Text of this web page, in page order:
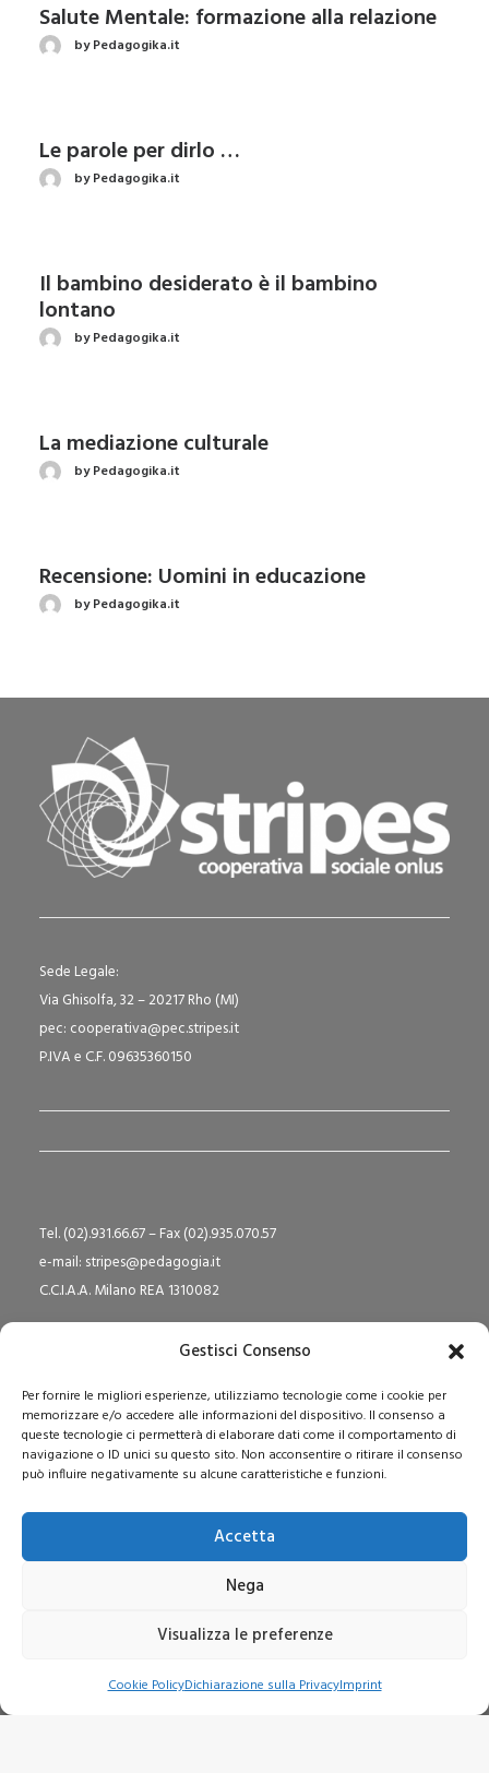
Gestisci Consenso
Per fornire le migliori esperienze, utilizziamo tecnologie come i cookie per
memorizzare e/o accedere alle informazioni del dispositivo. Il consenso a
queste tecnologie ci permetterà di elaborare dati come il comportamento di
navigazione o ID unici su questo sito. Non acconsentire o ritirare il consenso
può influire negativamente su alcune caratteristiche e funzioni.
Accetta
Nega
Visualizza le preferenze
Cookie PolicyDichiarazione sulla PrivacyImprint
Salute Mentale: formazione alla relazione
by Pedagogika.it
Le parole per dirlo …
by Pedagogika.it
Il bambino desiderato è il bambino
lontano
by Pedagogika.it
La mediazione culturale
by Pedagogika.it
Recensione: Uomini in educazione
by Pedagogika.it
Sede Legale:
Via Ghisolfa, 32 – 20217 Rho (MI)
pec: cooperativa@pec.stripes.it
P.IVA e C.F. 09635360150
Tel. (02).931.66.67 – Fax (02).935.070.57
e-mail: stripes@pedagogia.it
C.C.I.A.A. Milano REA 1310082
RUNTS N° rep.2360
Capitale Sociale i.v. € 365.108,00